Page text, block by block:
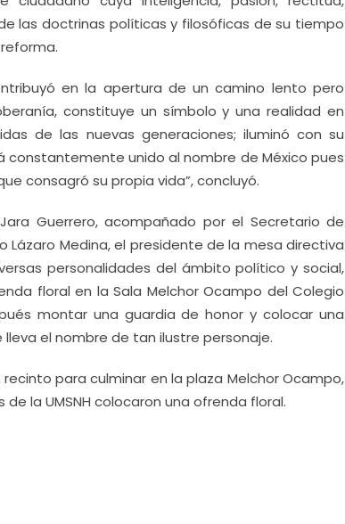
las doctrinas políticas y filosóficas de su tiempo
en la apertura de un camino lento pero
constituye un símbolo y una realidad en
de las nuevas generaciones; iluminó con su
unido al nombre de México pues
consagró su propia vida”, concluyó.
Guerrero, acompañado por el Secretario de
Lázaro Medina, el presidente de la mesa directiva
personalidades del ámbito político y social,
floral en la Sala Melchor Ocampo del Colegio
montar una guardia de honor y colocar una
el nombre de tan ilustre personaje.
para culminar en la plaza Melchor Ocampo,
la UMSNH colocaron una ofrenda floral.